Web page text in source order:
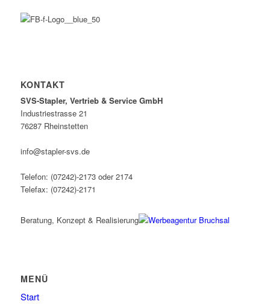
KONTAKT
SVS-Stapler, Vertrieb & Service GmbH
Industriestrasse 21
76287 Rheinstetten
info@stapler-svs.de
Telefon: (07242)-2173 oder 2174
Telefax: (07242)-2171
Beratung, Konzept & Realisierung
MENÜ
Start